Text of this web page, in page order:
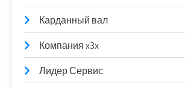
Карданный вал
Компания x3x
Лидер Сервис